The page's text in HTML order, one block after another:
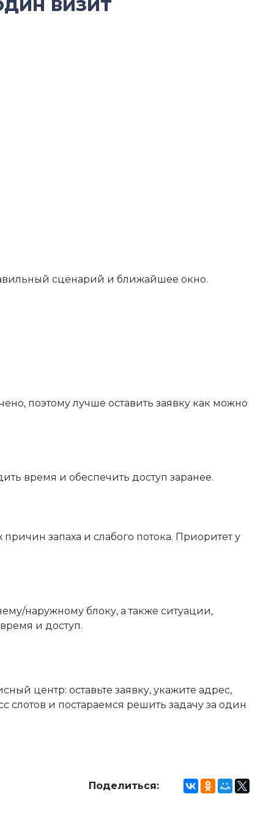
сценарий и ближайшее окно.
поэтому лучше оставить заявку как можно
время и обеспечить доступ заранее.
запаха и слабого потока. Приоритет у
наружному блоку, а также ситуации,
и доступ.
центр: оставьте заявку, укажите адрес,
и постараемся решить задачу за один
Поделиться: